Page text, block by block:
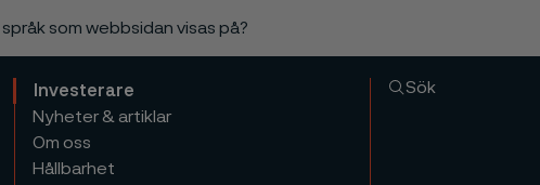
som webbsidan visas på?
Investerare
Nyheter & artiklar
Om oss
Hållbarhet
Sök